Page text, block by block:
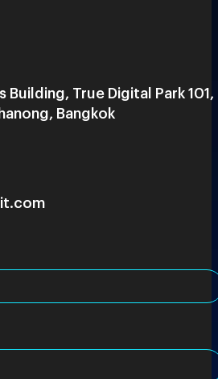
True Digital Park 101,
Bangkok